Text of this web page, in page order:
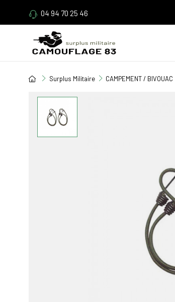
04 94 70 25 46
Surplus Militaire CAMPEMENT / BIVOUAC